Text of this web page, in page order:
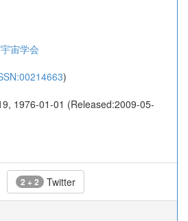
宙学会
)
1976-01-01 (Released:2009-05-
2 + 2 Twitter